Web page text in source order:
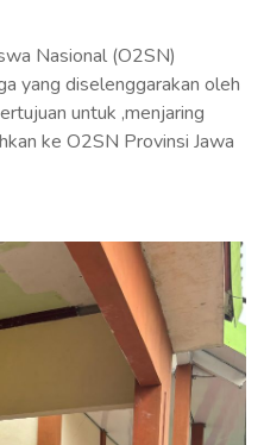
Nasional (O2SN)
yang diselenggarakan oleh
untuk ,menjaring
ke O2SN Provinsi Jawa